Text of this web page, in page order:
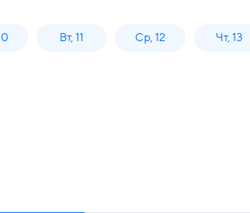
Вт, 11 Ср, 12 Чт, 13